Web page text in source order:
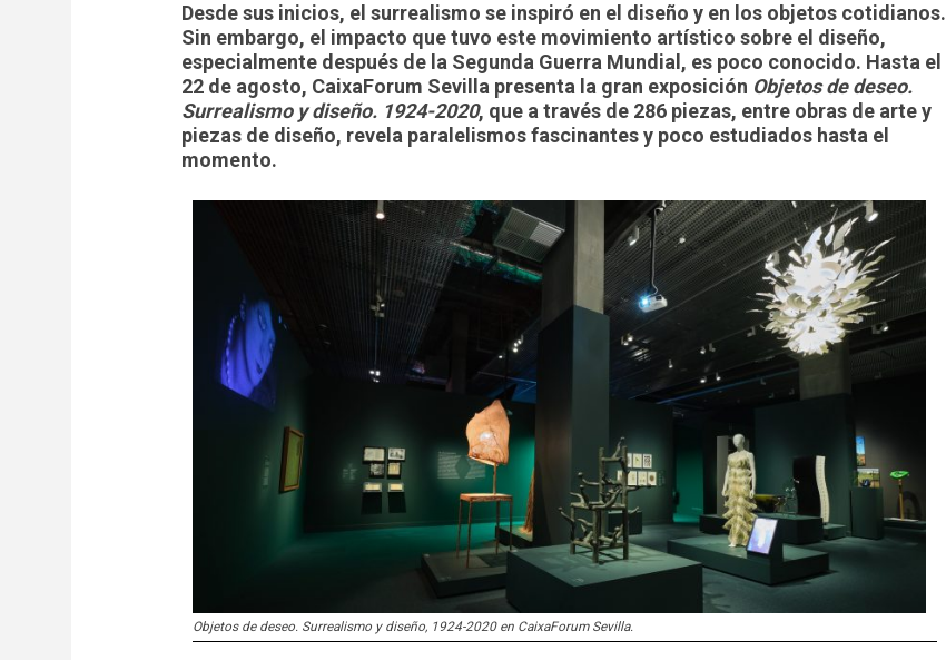
Desde sus inicios, el surrealismo se inspiró en el diseño y en los objetos cotidianos.
Sin embargo, el impacto que tuvo este movimiento artístico sobre el diseño,
especialmente después de la Segunda Guerra Mundial, es poco conocido. Hasta el
22 de agosto, CaixaForum Sevilla presenta la gran exposición Objetos de deseo.
Surrealismo y diseño. 1924-2020, que a través de 286 piezas, entre obras de arte y
piezas de diseño, revela paralelismos fascinantes y poco estudiados hasta el
momento.
Objetos de deseo. Surrealismo y diseño, 1924-2020en CaixaForum Sevilla.